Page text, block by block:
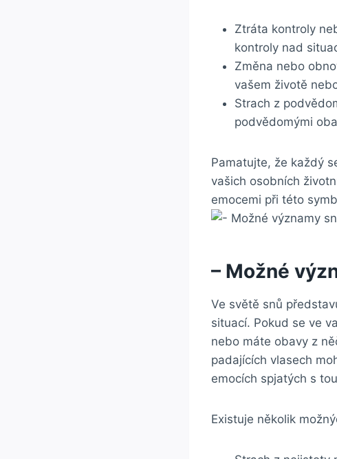
Ztráta kontroly
kontroly ‌nad
Změna nebo
vašem⁤ životě
Strach z
podvědomými
Pamatujte, že každý⁣
vašich osobních
emocemi při této
– Možné
Ve světě snů
situací. Pokud se ve
nebo máte obavy ‍z
padajících ‍vlasech
emocích ⁤spjatých ⁣s
Existuje několik